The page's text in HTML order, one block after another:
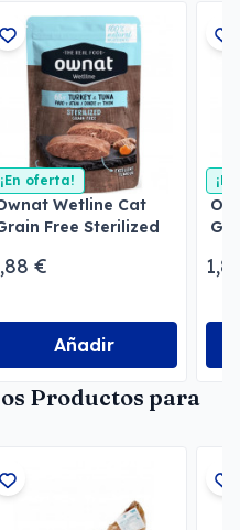
¡En oferta!
Wetline Cat
Free Sterilized
€
Añadir
Productos para